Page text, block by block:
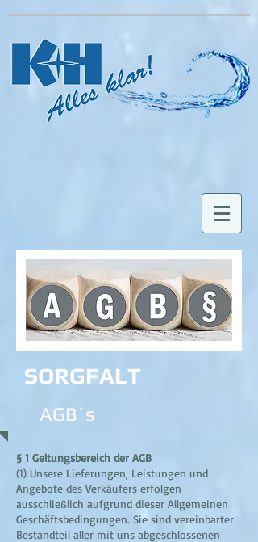
SORGFALT
AGB´s
§ 1 Geltungsbereich der AGB
(1) Unsere Lieferungen, Leistungen und
Angebote des Verkäufers erfolgen
ausschließlich aufgrund dieser Allgemeinen
Geschäftsbedingungen. Sie sind vereinbarter
Bestandteil aller mit uns abgeschlossenen